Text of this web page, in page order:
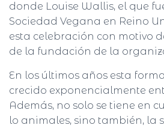
donde Louise Wallis, el que
Sociedad Vegana en Reino
esta celebración con motivo
de la fundación de la
En los últimos años esta
crecido exponencialmente
Además, no solo se tiene en
lo animales, sino también, la